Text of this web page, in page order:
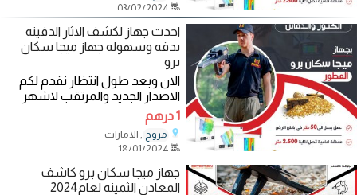
احدث جهاز لكشف الاثار الدفينه
بدقه وسهوله جهاز ميجا سكان
برو
الان وبعد طول انتظار نقدم لكم
الاصدار الجديد والمرتقب لاشهر
اجهزة كشف الذهب والمعادن
والكنوز
1 درهم
مروح , الامارات
جهاز ميجا سكان برو كاشف
المعادن الثمينه لعام2024